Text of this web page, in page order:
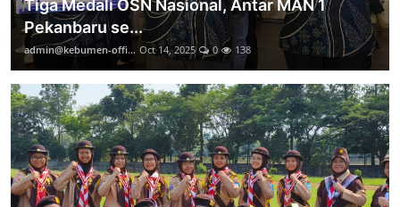
Tiga Medali OSN Nasional, Antar MAN 1
Pekanbaru se...
admin@kebumen-offi... Oct 14, 2025 0 138